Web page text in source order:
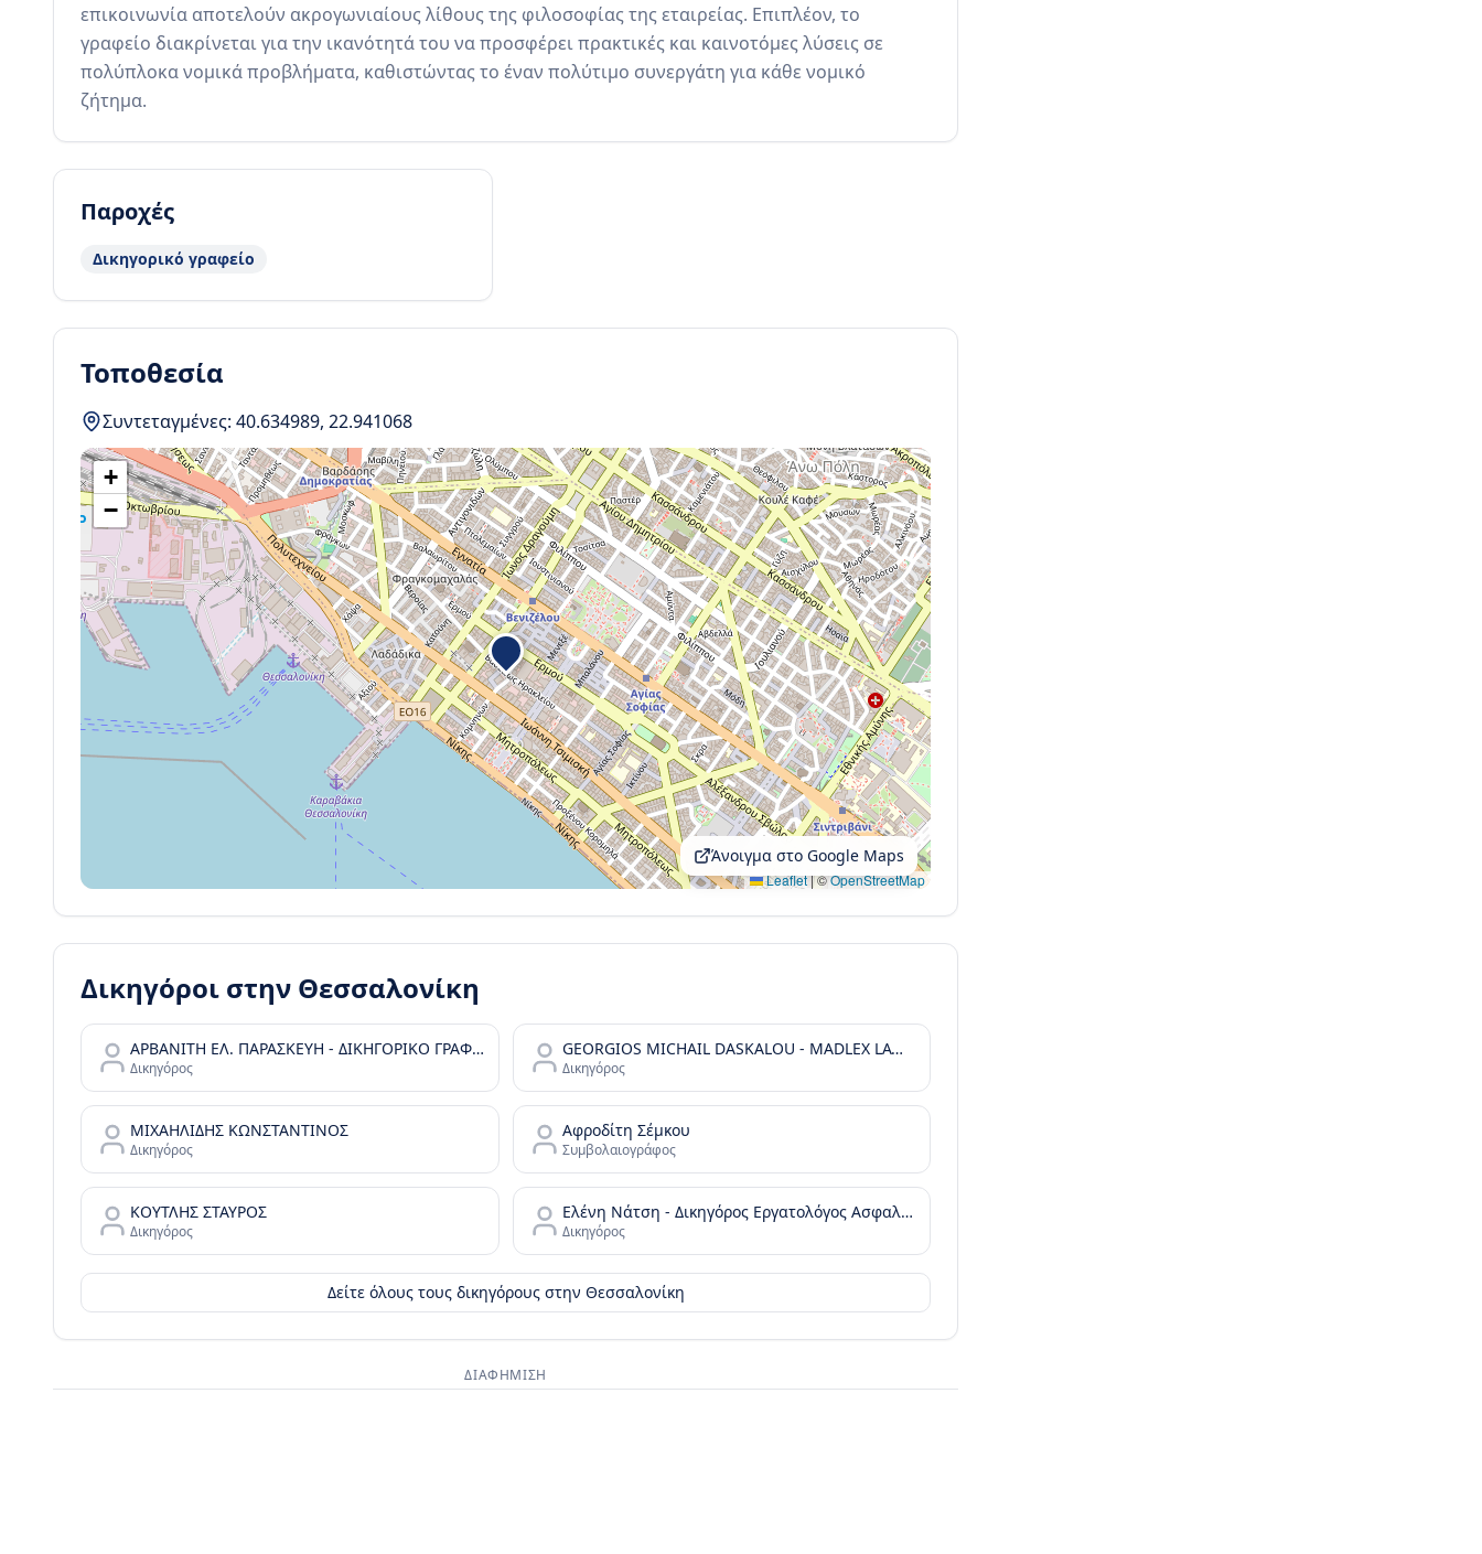
επικοινωνία αποτελούν ακρογωνιαίους λίθους της φιλοσοφίας της εταιρείας. Επιπλέον, το
γραφείο διακρίνεται για την ικανότητά του να προσφέρει πρακτικές και καινοτόμες λύσεις σε
πολύπλοκα νομικά προβλήματα, καθιστώντας το έναν πολύτιμο συνεργάτη για κάθε νομικό
ζήτημα.
Παροχές
Δικηγορικό γραφείο
Τοποθεσία
Συντεταγμένες: 40.634989, 22.941068
+
−
Leaflet|©OpenStreetMap
Άνοιγμα στο Google Maps
Δικηγόροι στην Θεσσαλονίκη
ΑΡΒΑΝΙΤΗ ΕΛ. ΠΑΡΑΣΚΕΥΗ - ΔΙΚΗΓΟΡΙΚΟ ΓΡΑΦΕΙΟ
Δικηγόρος
GEORGIOS MICHAIL DASKALOU - MADLEX LAW FIRM - REAL ESTATE LAW & GREEK GOLDEN VISA
Δικηγόρος
ΜΙΧΑΗΛΙΔΗΣ ΚΩΝΣΤΑΝΤΙΝΟΣ
Δικηγόρος
Αφροδίτη Σέμκου
Συμβολαιογράφος
ΚΟΥΤΛΗΣ ΣΤΑΥΡΟΣ
Δικηγόρος
Ελένη Νάτση - Δικηγόρος Εργατολόγος Ασφαλιστικό Συνταξιοδοτικό
Δικηγόρος
Δείτε όλους τους δικηγόρους στην Θεσσαλονίκη
ΔΙΑΦΉΜΙΣΗ